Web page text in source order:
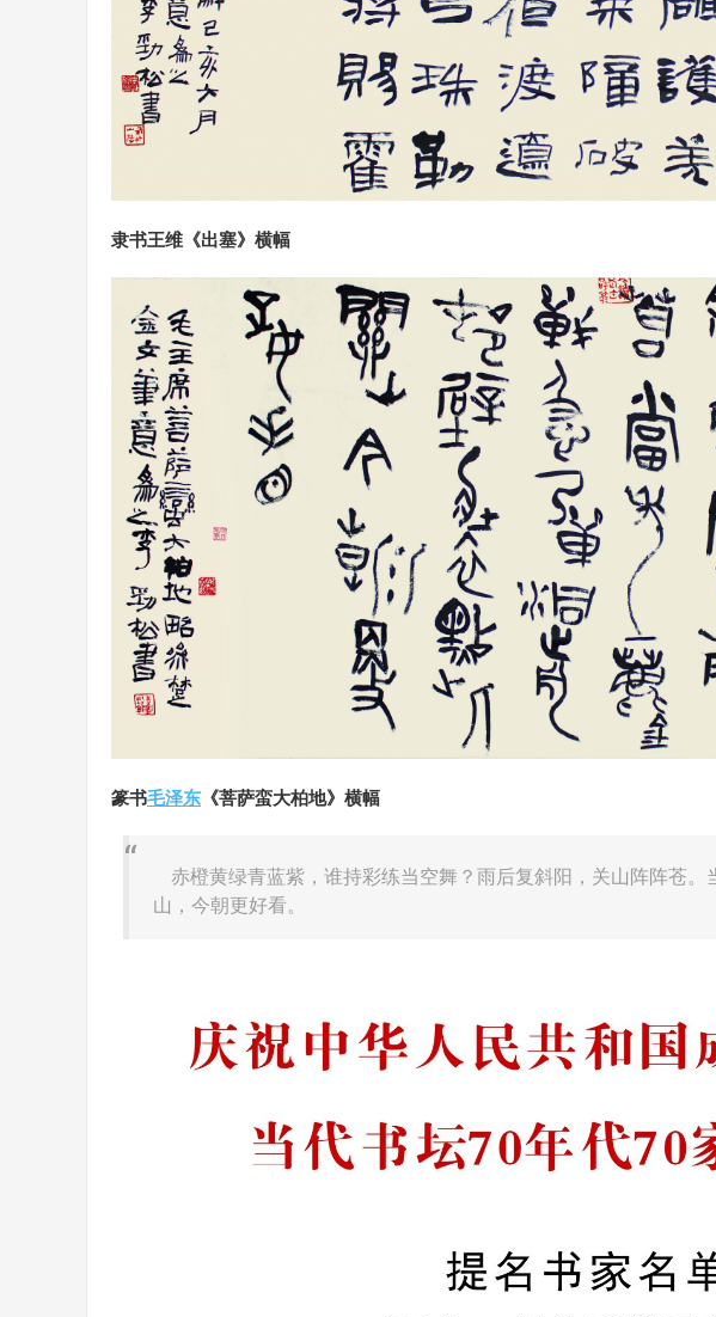
隶书王维《出塞》横幅
篆书毛泽东 《菩萨蛮大柏地》横幅
赤橙黄绿青蓝紫，谁持彩练当空舞？雨后复斜阳，关山阵阵苍
山，今朝更好看。